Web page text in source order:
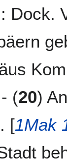
Dock.
(20)
[1Mak